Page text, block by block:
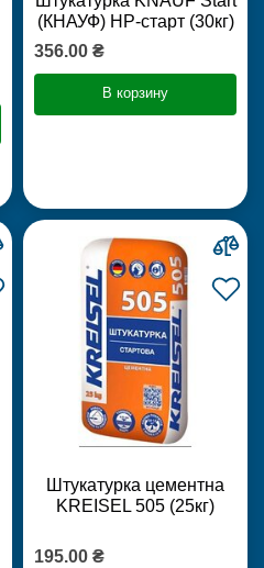
(КНАУФ) НР-старт (30кг)
356.00 ₴
В корзину
Штукатурка цементна
KREISEL 505 (25кг)
195.00 ₴